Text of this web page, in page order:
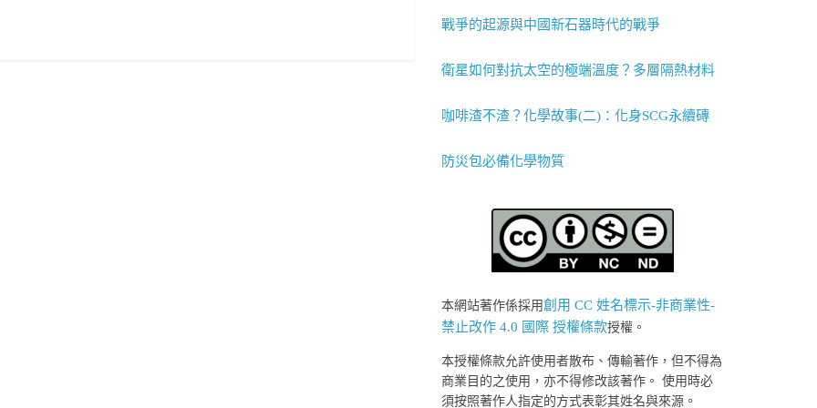
戰爭的起源與中國新石器時代的戰爭
衛星如何對抗太空的極端溫度？多層隔熱材料
咖啡渣不渣？化學故事(二)：化身SCG永續磚
防災包必備化學物質
本網站著作係採用創用 CC 姓名標示-非商業性-
禁止改作 4.0 國際 授權條款授權。
本授權條款允許使用者散布、傳輸著作，但不得為
商業目的之使用，亦不得修改該著作。 使用時必
須按照著作人指定的方式表彰其姓名與來源。